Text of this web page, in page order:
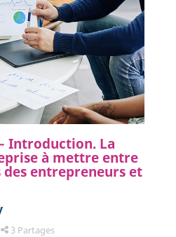
Introduction. La
à mettre entre
entrepreneurs et
3 Partages